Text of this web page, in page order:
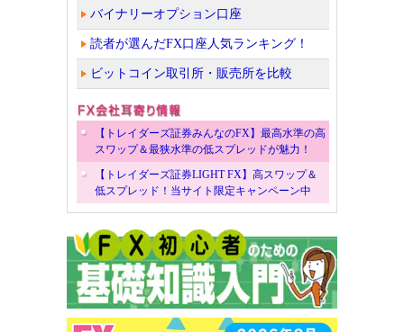
バイナリーオプション口座
読者が選んだFX口座人気ランキング！
ビットコイン取引所・販売所を比較
【トレイダーズ証券みんなのFX】最高水準の高
スワップ＆最狭水準の低スプレッドが魅力！
【トレイダーズ証券LIGHT FX】高スワップ＆
低スプレッド！当サイト限定キャンペーン中